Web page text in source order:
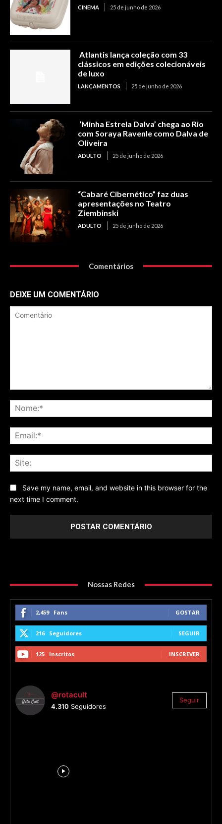
CINEMA 25 de junho de 2026
Atlantis lança coleção com 33
clássicos em edições colecionáveis
de luxo
LANÇAMENTOS 25 de junho de 2026
‘Minha Estrela Dalva’ chega ao Rio
com Soraya Ravenle como Dalva de
Oliveira
ADULTO 25 de junho de 2026
“Cabaré Cibernético” faz duas
apresentações no Teatro
Ziembinski
ADULTO 25 de junho de 2026
Comentários
DEIXE UM COMENTÁRIO
Save my name, email, and website in this browser for the
next time I comment.
Nossas Redes
2,459 Fans GOSTAR
216 Seguidores SEGUIR
125 Inscritos INSCREVER
@rotacult
4.310 Seguidores
Seguir